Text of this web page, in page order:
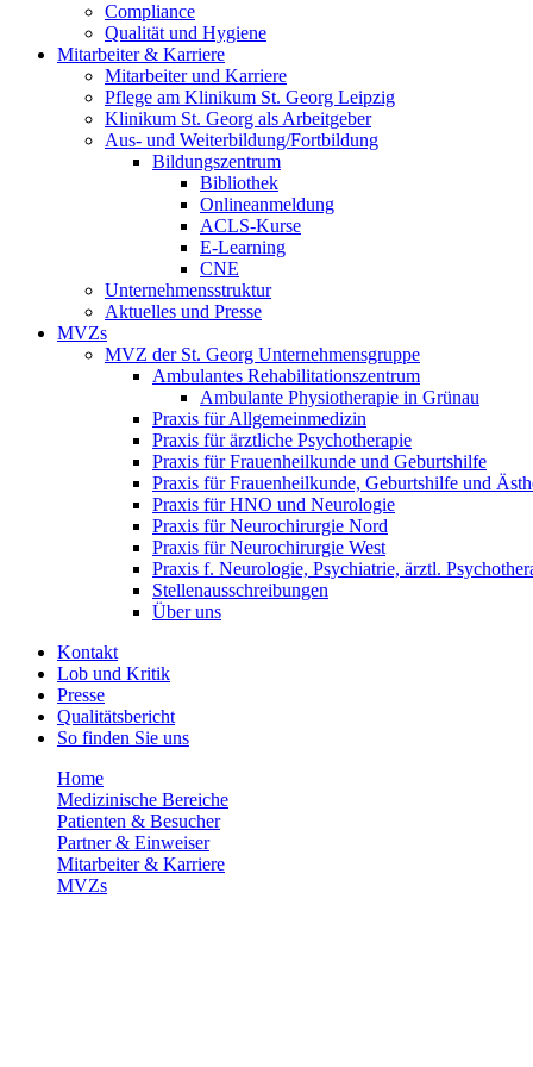
Compliance
Qualität und Hygiene
Mitarbeiter & Karriere
Mitarbeiter und Karriere
Pflege am Klinikum St. Georg Leipzig
Klinikum St. Georg als Arbeitgeber
Aus- und Weiterbildung/Fortbildung
Bildungszentrum
Bibliothek
Onlineanmeldung
ACLS-Kurse
E-Learning
CNE
Unternehmensstruktur
Aktuelles und Presse
MVZs
MVZ der St. Georg Unternehmensgruppe
Ambulantes Rehabilitationszentrum
Ambulante Physiotherapie in Grünau
Praxis für Allgemeinmedizin
Praxis für ärztliche Psychotherapie
Praxis für Frauenheilkunde und Geburtshilfe
Praxis für Frauenheilkunde, Geburtshilfe und
Praxis für HNO und Neurologie
Praxis für Neurochirurgie Nord
Praxis für Neurochirurgie West
Praxis f. Neurologie, Psychiatrie, ärztl.
Stellenausschreibungen
Über uns
Kontakt
Lob und Kritik
Presse
Qualitätsbericht
So finden Sie uns
Home
Medizinische Bereiche
Patienten & Besucher
Partner & Einweiser
Mitarbeiter & Karriere
MVZs